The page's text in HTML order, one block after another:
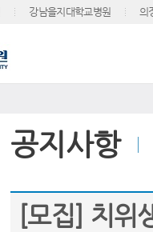
강남을지대학교병원 의
공지사항
[모집] 치위